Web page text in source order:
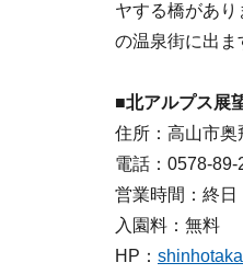
ヤする橋があ
の温泉街に出ま
■北アルプス展
住所：高山市
電話：0578-
営業時間：終日
入園料：無料
HP：